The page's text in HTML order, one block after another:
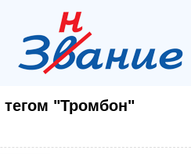
тегом "Тромбон"